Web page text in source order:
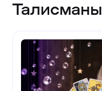
Талисманы